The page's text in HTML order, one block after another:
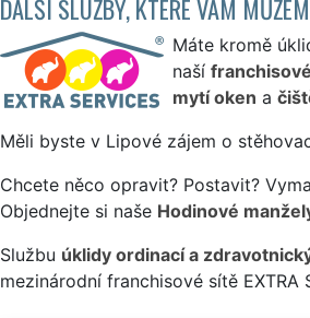
DALŠÍ SLUŽBY, KTERÉ VÁM
Máte kromě
naší
mytí oken a
Měli byste v Lipové zájem o
Chcete něco opravit? Postavit?
Objednejte si naše Hodinové
Službu úklidy ordinací a
mezinárodní franchisové sítě EXTRA